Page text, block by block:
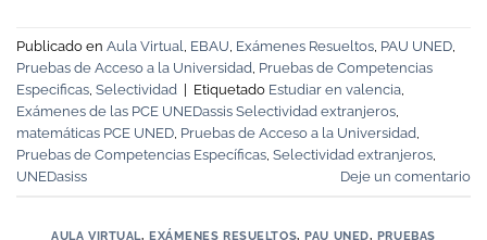
Publicado en Aula Virtual EBAU Exámenes Resueltos PAU UNED
Pruebas de Acceso a la Universidad Pruebas de Competencias
Especificas Selectividad | Etiquetado Estudiar en valencia
Exámenes de las PCE UNEDassis Selectividad extranjeros
matemáticas PCE UNED Pruebas de Acceso a la Universidad
Pruebas de Competencias Específicas Selectividad extranjeros
UNEDasiss
Deje un comentario
AULA VIRTUAL,EXÁMENES RESUELTOS,PAU UNED, PRUEBAS